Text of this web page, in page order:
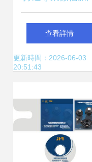
圖文界面 PSD素材
包助力高效設計
查看詳情
更新時間：2026-06-03
20:51:43